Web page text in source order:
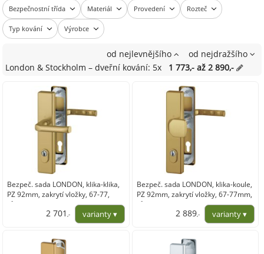
Bezpečnostní třída Materiál Provedení Rozteč
Typ kování Výrobce
od nejlevnějšího
od nejdražšího
London & Stockholm – dveřní kování: 5x
1 773,- až 2 890,-
Bezpeč. sada LONDON, klika-klika,
PZ 92mm, zakrytí vložky, 67-77,
různé barvy ve variantách
2 701 ,-
Bezpeč. sada LONDON, klika-koule,
PZ 92mm, zakrytí vložky, 67-77mm,
různé barvy ve variantách
2 889,-